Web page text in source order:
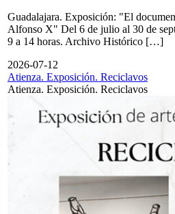
Guadalajara. Exposición: "El
Alfonso X" Del 6 de julio al 30 de
9 a 14 horas. Archivo Histórico […]
2026-07-12
Atienza. Exposición. Reciclavos
Atienza. Exposición. Reciclavos